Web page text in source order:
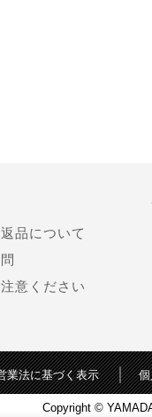
品について
意ください
業法に基づく表示
Copyright ©